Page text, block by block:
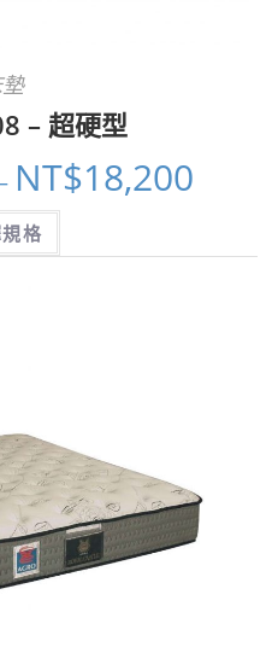
– 超硬型
NT$18,200
格